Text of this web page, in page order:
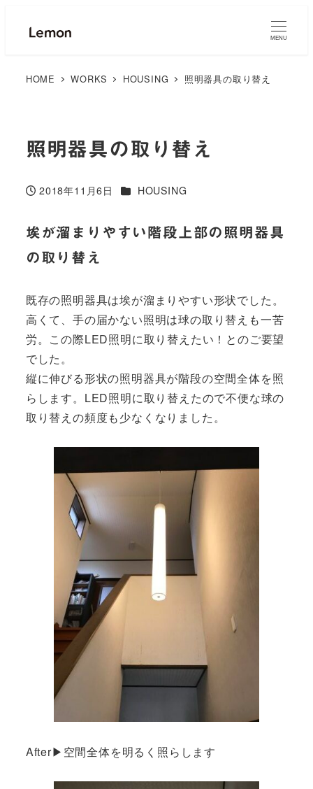
MENU
HOME WORKS HOUSING 照明器具の取り替え
照明器具の取り替え
投稿日
2018年11月6日 カテゴリー
HOUSING
埃が溜まりやすい階段上部の照明器具
の取り替え
既存の照明器具は埃が溜まりやすい形状でした。
高くて、手の届かない照明は球の取り替えも一苦
労。この際LED照明に取り替えたい！とのご要望
でした。
縦に伸びる形状の照明器具が階段の空間全体を照
らします。LED照明に取り替えたので不便な球の
取り替えの頻度も少なくなりました。
After▶︎空間全体を明るく照らします